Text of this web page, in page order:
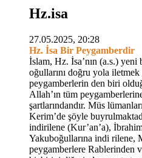
Hz.isa
27.05.2025, 20:28
Hz. İsa Bir Peygamberdir
İslam, Hz. İsa’nın (a.s.)
oğullarını doğru yola
peygamberlerin den biri
Allah’ın tüm
şartlarındandır. Müs
Kerim’de şöyle
indirilene (Kur’an’a),
Yakuboğullarına indi rilene,
peygamberlere Rablerinden